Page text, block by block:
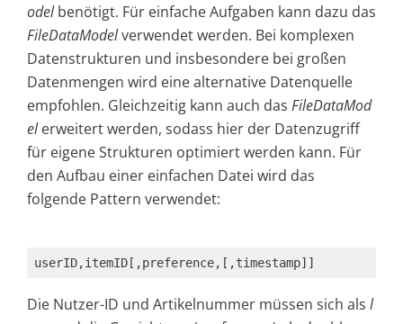
odel benötigt. Für einfache Aufgaben kann dazu das
FileDataModelverwendet werden. Bei komplexen
Datenstrukturen und insbesondere bei großen
Datenmengen wird eine alternative Datenquelle
empfohlen. Gleichzeitig kann auch das FileDataMod
el erweitert werden, sodass hier der Datenzugriff
für eigene Strukturen optimiert werden kann. Für
den Aufbau einer einfachen Datei wird das
folgende Pattern verwendet:
userID,itemID[,preference,[,timestamp]]
Die Nutzer-ID und Artikelnummer müssen sich als l